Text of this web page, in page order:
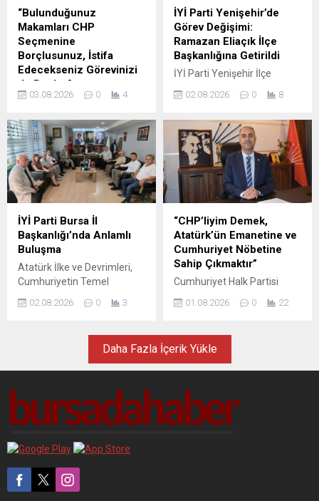
üzerinden yürütülen
tartışmalar yeniden
gündemin merkezine
oturdu. Zafer Partisi Yıldırım
İlçe Başkanı Melih Şen,
Setbaşı’nda bulunan tarihi
Mahfel ile...
belirttiği bir sahiplendirme
sürecine ilişkin kamuoyuna
kapsamlı bir açıklama yaptı.
Toprakçı, yıllardır sokakta
vatandaşların bakımını
üstlendiği 12 yaşındaki
yaşlı...
“Bulunduğunuz
Makamları CHP
Seçmenine
Borçlusunuz, İstifa
Edecekseniz Görevinizi
de Bırakın”
CHP Bursa İl Başkanı Turgut
Değiştirmeyi Düşünen
Belediye Başkanları ve
Meclis Üyelerine Sert Uyarı…
Cumhuriyet Halk Partisi
(CHP) Bursa İl Başkanı Av.
Turgut Özkan, son dönemde
parti değiştirecekleri
yönünde iddialar gündeme
gelen belediye başkanları ve
belediye meclis üyelerine
yönelik dikkat çeken, sert ve
kapsamlı bir açıklama yaptı.
Özkan,...
03.08.2026 0 4
İYİ Parti Yenişehir’de
Görev Değişimi:
Ramazan Eliaçık İlçe
Başkanlığına Getirildi
İYİ Parti Yenişehir İlçe
değişimi yaşandı. Meslek
Yenişehir’de geçiren, ilçenin
sosyal ve yerel hayatına
yakından tanıklık eden
Ramazan Eliaçık, İYİ Parti
Yenişehir İlçe Başkanı olarak
göreve başladı. Eliaçık, yeni
görevinin kendisi için büyük
bir onur olduğu kadar önemli
bir sorumluluk taşıdığını
belirterek, teşkilat
yönetimiyle...
02.08.2026 0 8
İYİ Parti Bursa İl
Başkanlığı’nda Anlamlı
Buluşma
Atatürk İlke ve Devrimleri,
Cumhuriyetin Temel
Türkiye Vurgusu Bursa’da
kuruluşlarını bir araya
buluşmaya daha imza atıldı.
(ADD) Bursa Şubesi
yönetimini il başkanlığında
Cumhuriyeti’nin kuruluş
felsefesi, Cumhuriyetin
temel değerleri, üniter...
02.08.2026 0 3
“CHP’liyim Demek,
Atatürk’ün Emanetine ve
Cumhuriyet Nöbetine
Sahip Çıkmaktır”
Cumhuriyet Halk Partisi
tarafından kamuoyuyla
Kemal Atatürk’ün portresi
eşliğinde yer alan
“CHP’deyim. Atatürk’ün
çalışması olmanın ötesinde,
Türkiye’nin içinde bulunduğu
01.08.2026 0 22
Daha Fazla İçerik Yükle